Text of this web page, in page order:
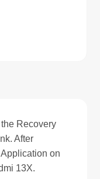
Recovery
After
on
13X.